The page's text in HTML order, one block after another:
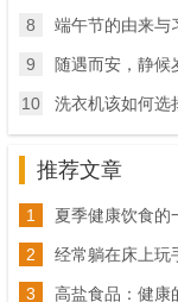
8 端午节的由来与
9 随遇而安，静候
10 洗衣机该如何选
推荐文章
1 夏季健康饮食的
2 经常躺在床上玩
3 高盐食品：健康